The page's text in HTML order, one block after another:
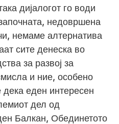
дијалогот го води
недовршена
немаме алтернатива
сите денеска во
за развој за
и ние, особено
дека еден интересен
дел од
Балкан, Обединетото